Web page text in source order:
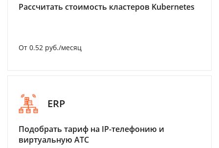
Рассчитать стоимость кластеров Kubernetes
От 0.52 руб./месяц
ERP
Подобрать тариф на IP-телефонию и
виртуальную АТС